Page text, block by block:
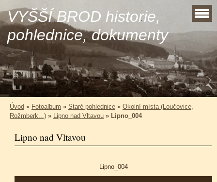
VYŠŠÍ BROD historie,
pohlednice, dokumenty
Úvod » Fotoalbum » Staré pohlednice » Okolní místa (Loučovice,
Rožmberk...) » Lipno nad Vltavou » Lipno_004
Lipno nad Vltavou
Lipno_004